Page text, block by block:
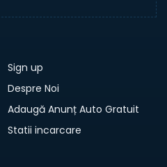
Sign up
Despre Noi
Adaugă Anunț Auto Gratuit
Statii incarcare